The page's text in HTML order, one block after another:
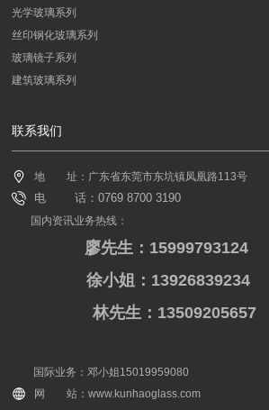
光学玻璃系列
丝印钢化玻璃系列
玻璃镜子系列
建筑玻璃系列
联系我们
地 址：广东省东莞市东坑镇凤凰路113号
电 话：0769 8700 3190
国内资讯业务热线：
廖先生：15999793124
徐小姐：13926839234
林先生：13509205657
国际业务：邓小姐15019959080
网 站：www.kunhaoglass.com